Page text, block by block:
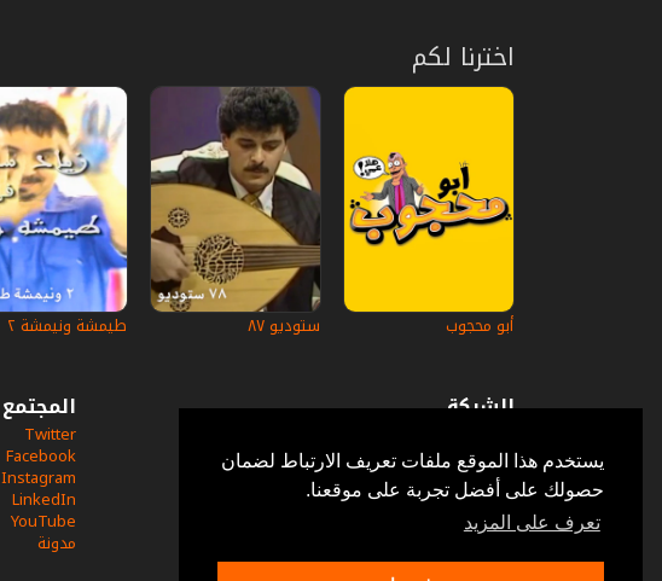
يستخدم هذا الموقع ملفات تعريف الارتباط لضمان
حصولك على أفضل تجربة على موقعنا.
تعرف على المزيد
اخترنا لكم
أبو محجوب ستوديو ٨٧ طيمشة ونيمشة ٢
الشركة
أسئلة وأجوبة
في الإعلام
خدمة الزبائن
إتصل بنا
المجتمع
Twitter
Facebook
Instagram
LinkedIn
YouTube
مدونة